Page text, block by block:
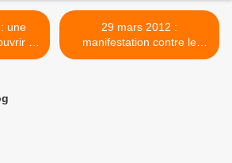
ce
gaz
29 mars 2012 :
manifestation contre le
projet de filialisation de "60